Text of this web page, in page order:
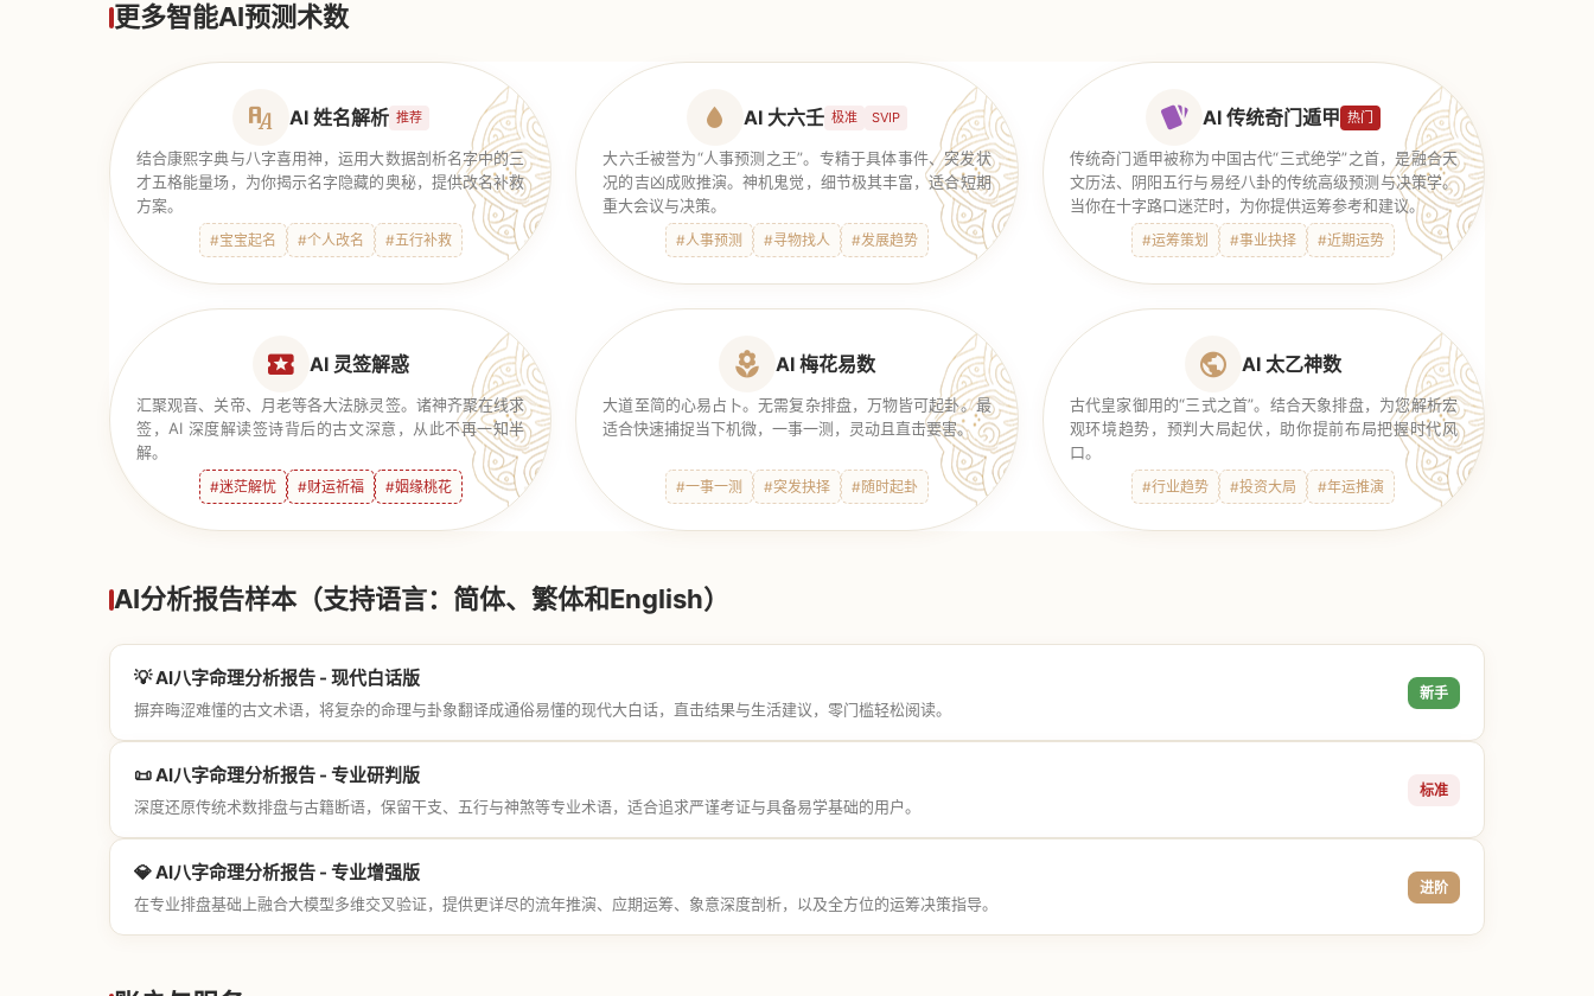
更多智能AI预测术数
AI 姓名解析 推荐
结合康熙字典与八字喜用神，运用大数据剖析名字中的三
才五格能量场，为你揭示名字隐藏的奥秘，提供改名补救
方案。
#宝宝起名 #个人改名 #五行补救
AI 大六壬 极准 SVIP
大六壬被誉为“人事预测之王”。专精于具体事件、突发状
况的吉凶成败推演。神机鬼觉，细节极其丰富，适合短期
重大会议与决策。
#人事预测 #寻物找人 #发展趋势
AI 传统奇门遁甲 热门
传统奇门遁甲被称为中国古代“三式绝学”之首，是融合天
文历法、阴阳五行与易经八卦的传统高级预测与决策学。
当你在十字路口迷茫时，为你提供运筹参考和建议。
#运筹策划 #事业抉择 #近期运势
AI 灵签解惑
汇聚观音、关帝、月老等各大法脉灵签。诸神齐聚在线求
签，AI 深度解读签诗背后的古文深意，从此不再一知半
解。
#迷茫解忧 #财运祈福 #姻缘桃花
AI 梅花易数
大道至简的心易占卜。无需复杂排盘，万物皆可起卦。最
适合快速捕捉当下机微，一事一测，灵动且直击要害。
#一事一测 #突发抉择 #随时起卦
AI 太乙神数
古代皇家御用的“三式之首”。结合天象排盘，为您解析宏
观环境趋势，预判大局起伏，助你提前布局把握时代风
口。
#行业趋势 #投资大局 #年运推演
AI分析报告样本（支持语言：简体、繁体和English）
💡 AI八字命理分析报告 - 现代白话版
摒弃晦涩难懂的古文术语，将复杂的命理与卦象翻译成通俗易懂的现代大白话，直击结果与生活建议，零门槛轻松阅读。
新手
📜 AI八字命理分析报告 - 专业研判版
深度还原传统术数排盘与古籍断语，保留干支、五行与神煞等专业术语，适合追求严谨考证与具备易学基础的用户。
标准
💎 AI八字命理分析报告 - 专业增强版
在专业排盘基础上融合大模型多维交叉验证，提供更详尽的流年推演、应期运筹、象意深度剖析，以及全方位的运筹决策指导。
进阶